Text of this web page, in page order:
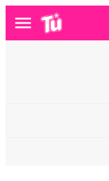
Menú